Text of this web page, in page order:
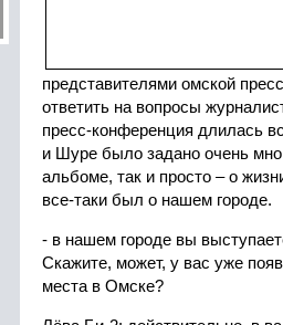
представителями омской
ответить на вопросы
пресс-конференция длилась
и Шуре было задано очень
альбоме, так и просто – о
все-таки был о нашем городе.
- в нашем городе вы
Скажите, может, у вас уже
места в Омске?